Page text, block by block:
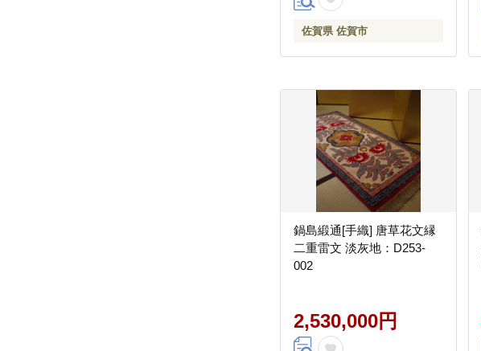
佐賀県 佐賀市
鍋島緞通[手織] 唐草花文縁
二重雷文 淡灰地：D253-
002
2,530,000円